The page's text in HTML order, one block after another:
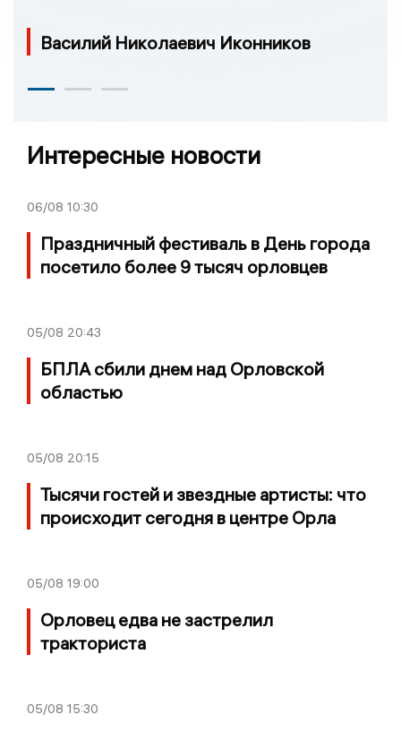
Василий Николаевич Иконников
Интересные новости
06/08 10:30
Праздничный фестиваль в День города
посетило более 9 тысяч орловцев
05/08 20:43
БПЛА сбили днем над Орловской
областью
05/08 20:15
Тысячи гостей и звездные артисты: что
происходит сегодня в центре Орла
05/08 19:00
Орловец едва не застрелил
тракториста
05/08 15:30